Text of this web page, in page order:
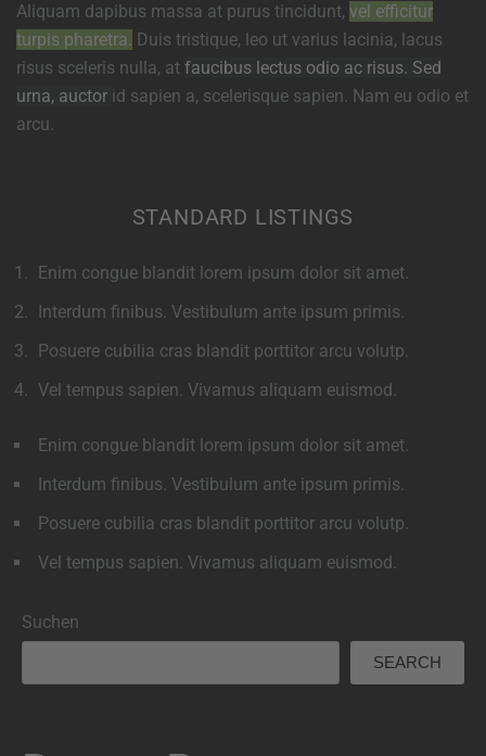
Aliquam dapibus massa at purus tincidunt, vel efficitur
turpis pharetra. Duis tristique, leo ut varius lacinia, lacus
risus sceleris nulla, at faucibus lectus odio ac risus. Sed
urna, auctor id sapien a, scelerisque sapien. Nam eu odio et
arcu.
STANDARD LISTINGS
Enim congue blandit lorem ipsum dolor sit amet.
Interdum finibus. Vestibulum ante ipsum primis.
Posuere cubilia cras blandit porttitor arcu volutp.
Vel tempus sapien. Vivamus aliquam euismod.
Enim congue blandit lorem ipsum dolor sit amet.
Interdum finibus. Vestibulum ante ipsum primis.
Posuere cubilia cras blandit porttitor arcu volutp.
Vel tempus sapien. Vivamus aliquam euismod.
Suchen
SEARCH